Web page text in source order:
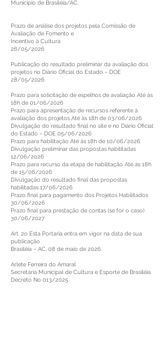
Município de Brasiléia/AC.
Prazo de análise dos projetos pela Comissão de
Avaliação de Fomento e
Incentivo à Cultura
26/05/2026
Publicação do resultado preliminar da avaliação dos
projetos no Diário Oficial do Estado – DOE
28/05/2026
Prazo para solicitação de espelhos de avaliação Até às
18h de 01/06/2026
Prazo para apresentação de recursos referente à
avaliação dos projetos Até às 18h de 03/06/2026
Divulgação do resultado final no site e no Diário Oficial
do Estado – DOE 05/06/2026
Prazo para habilitação Até às 18h de 10/06/2026
Divulgação preliminar das propostas habilitadas
12/06/2026
Prazo para recurso da etapa de habilitação Até às 18h
de 15/06/2026
Divulgação do resultado final das propostas
habilitadas 17/06/2026
Prazo final para pagamento dos Projetos Habilitados
30/06/2026
Prazo final para prestação de contas (se for o caso)
30/06/2027
Art. 2o Esta Portaria entra em vigor na data de sua
publicação
Brasiléia – AC, 08 de maio de 2026.
Arlete Ferreira do Amaral
Secretária Municipal de Cultura e Esporte de Brasiléia
Decreto No 013/2025